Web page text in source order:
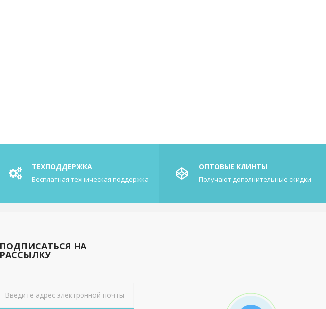
ТЕХПОДДЕРЖКА
Бесплатная техническая поддержка
ОПТОВЫЕ КЛИНТЫ
Получают дополнительные скидки
ПОДПИСАТЬСЯ НА
РАССЫЛКУ